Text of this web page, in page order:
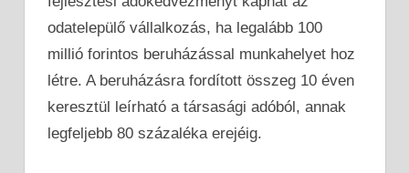
odatelepülő vállalkozás, ha legalább 100
millió forintos beruházással munkahelyet hoz
létre. A beruházásra fordított összeg 10 éven
keresztül leírható a társasági adóból, annak
legfeljebb 80 százaléka erejéig.